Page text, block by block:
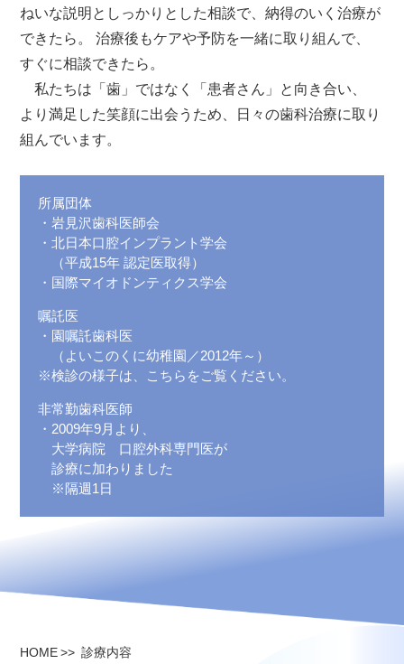
ねいな説明としっかりとした相談で、納得のいく治療が
できたら。 治療後もケアや予防を一緒に取り組んで、
すぐに相談できたら。
私たちは「歯」ではなく「患者さん」と向き合い、
より満足した笑顔に出会うため、日々の歯科治療に取り
組んでいます。
所属団体
・岩見沢歯科医師会
・北日本口腔インプラント学会
（平成15年 認定医取得）
・国際マイオドンティクス学会
嘱託医
・園嘱託歯科医
（よいこのくに幼稚園／2012年～）
※検診の様子は、こちらをご覧ください。
非常勤歯科医師
・2009年9月より、
大学病院 口腔外科専門医が
診療に加わりました
※隔週1日
HOME 診療内容